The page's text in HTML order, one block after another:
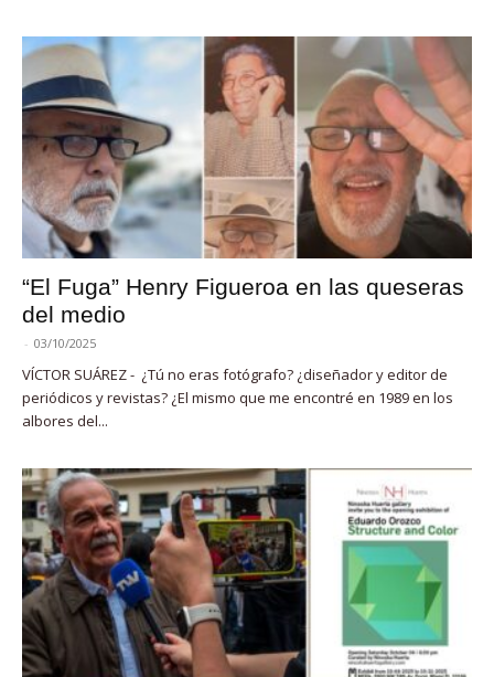
“El Fuga” Henry Figueroa en las queseras
del medio
- 03/10/2025
VÍCTOR SUÁREZ - ¿Tú no eras fotógrafo? ¿diseñador y editor de
periódicos y revistas? ¿El mismo que me encontré en 1989 en los
albores del...